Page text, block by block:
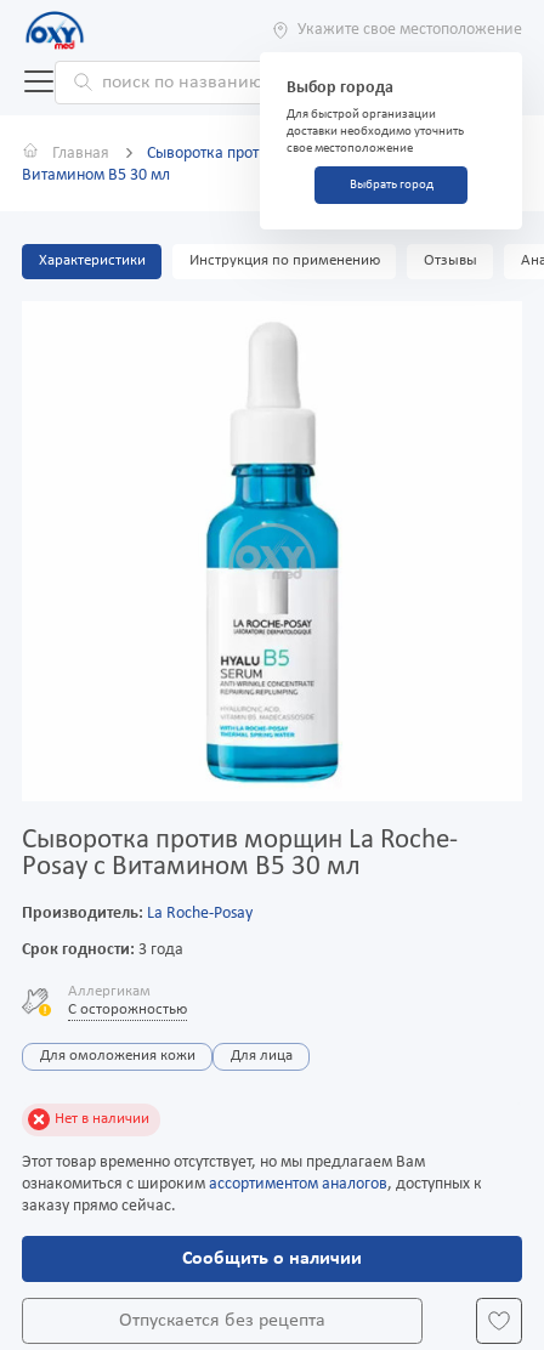
Укажите свое местоположение
Выбор города
Для быстрой организации
доставки необходимо уточнить
свое местоположение
Выбрать город
Главная
Сыворотка против морщин La Roche-Posay с
Витамином В5 30 мл
Характеристики Инструкция по применению Отзывы
Сыворотка против морщин La Roche-
Posay с Витамином В5 30 мл
Производитель: La Roche-Posay
Срок годности: 3 года
Аллергикам
С осторожностью
Для омоложения кожи Для лица
Нет в наличии
Этот товар временно отсутствует, но мы предлагаем Вам
ознакомиться с широким ассортиментом аналогов, доступных к
заказу прямо сейчас.
Сообщить о наличии
Отпускается без рецепта